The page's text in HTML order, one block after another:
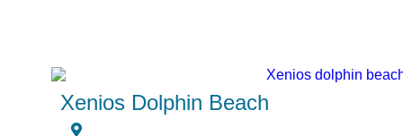
Xenios Dolphin Beach